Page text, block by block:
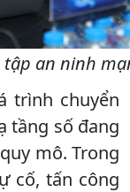
an ninh
trình chuyển
tầng số đang
mô. Trong
cố, tấn công